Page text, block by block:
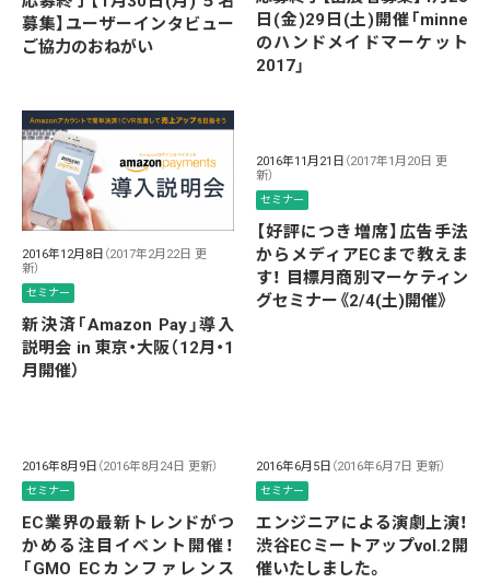
募集】ユーザーインタビュー
ご協力のおねがい
日(金)29日(土)開催「minne
のハンドメイドマーケット
2017」
2016年12月8日 （2017年2月22日 更
新）
セミナー
新決済「Amazon Pay」導入
説明会 in 東京・大阪（12月・1
月開催）
2016年11月21日 （2017年1月20日 更
新）
セミナー
【好評につき増席】広告手法
からメディアECまで教えま
す！ 目標月商別マーケティン
グセミナー《2/4(土)開催》
2016年8月9日 （2016年8月24日 更新）
セミナー
EC業界の最新トレンドがつ
かめる注目イベント開催！
「GMO ECカンファレンス
2016年6月5日 （2016年6月7日 更新）
セミナー
エンジニアによる演劇上演！
渋谷ECミートアップvol.2開
催いたしました。